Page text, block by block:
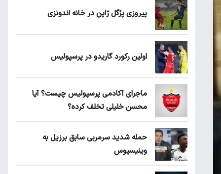
پیروزی پرُگل ژاپن در خانه اندونزی
اولین رکورد گاریدو در پرسپولیس
ماجرای آکادمی پرسپولیس چیست؟ آیا
محسن خلیلی تخلف کرده؟
حمله شدید سرمربی سابق برزیل به
وینیسیوس